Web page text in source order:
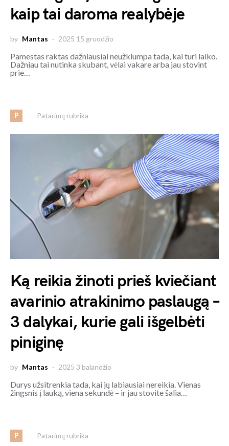
kaip tai daroma realybėje
by Mantas 2025 15 gruodžio
Pamestas raktas dažniausiai neužklumpa tada, kai turi laiko.
Dažniau tai nutinka skubant, vėlai vakare arba jau stovint
prie…
P Patarimų rubrika
Ką reikia žinoti prieš kviečiant
avarinio atrakinimo paslaugą –
3 dalykai, kurie gali išgelbėti
piniginę
by Mantas 2025 3 balandžio
Durys užsitrenkia tada, kai jų labiausiai nereikia. Vienas
žingsnis į lauką, viena sekundė – ir jau stovite šalia…
P Patarimų rubrika